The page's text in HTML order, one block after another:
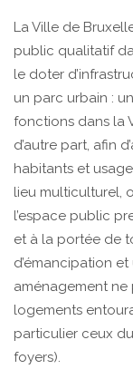
La Ville de
public qualitatif
le doter
un parc urbain :
fonctions dans la
d’autre part, afin
habitants et
lieu multiculturel,
l’espace public
et à la portée de
d’émancipation
aménagement ne
logements
particulier ceux
foyers).